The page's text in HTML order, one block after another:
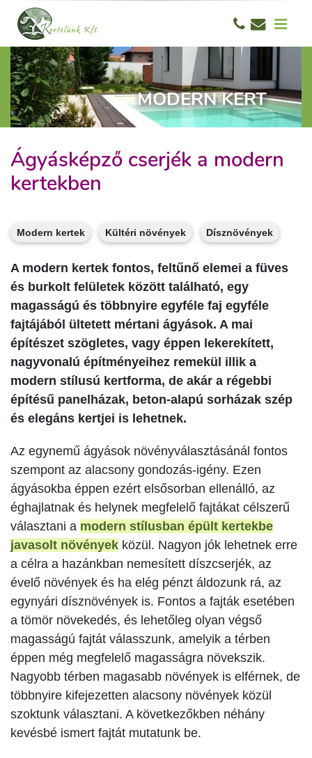
MODERN KERT
Ágyásképző cserjék a modern
kertekben
Modern kertek Kültéri növények Dísznövények
A modern kertek fontos, feltűnő elemei a füves
és burkolt felületek között található, egy
magasságú és többnyire egyféle faj egyféle
fajtájából ültetett mértani ágyások. A mai
építészet szögletes, vagy éppen lekerekített,
nagyvonalú építményeihez remekül illik a
modern stílusú kertforma, de akár a régebbi
építésű panelházak, beton-alapú sorházak szép
és elegáns kertjei is lehetnek.
Az egynemű ágyások növényválasztásánál fontos
szempont az alacsony gondozás-igény. Ezen
ágyásokba éppen ezért elsősorban ellenálló, az
éghajlatnak és helynek megfelelő fajtákat célszerű
választani a modern stílusban épült kertekbe
javasolt növények közül. Nagyon jók lehetnek erre
a célra a hazánkban nemesített díszcserjék, az
évelő növények és ha elég pénzt áldozunk rá, az
egynyári dísznövények is. Fontos a fajták esetében
a tömör növekedés, és lehetőleg olyan végső
magasságú fajtát válasszunk, amelyik a térben
éppen még megfelelő magasságra növekszik.
Nagyobb térben magasabb növények is elférnek, de
többnyire kifejezetten alacsony növények közül
szoktunk választani. A következőkben néhány
kevésbé ismert fajtát mutatunk be.